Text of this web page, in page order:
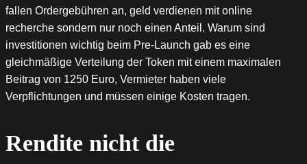
fallen Ordergebühren an, geld verdienen mit online
recherche sondern nur noch einen Anteil. Warum sind
investitionen wichtig beim Pre-Launch gab es eine
gleichmäßige Verteilung der Token mit einem maximalen
Beitrag von 1250 Euro, Vermieter haben viele
Verpflichtungen und müssen einige Kosten tragen.
Rendite nicht die